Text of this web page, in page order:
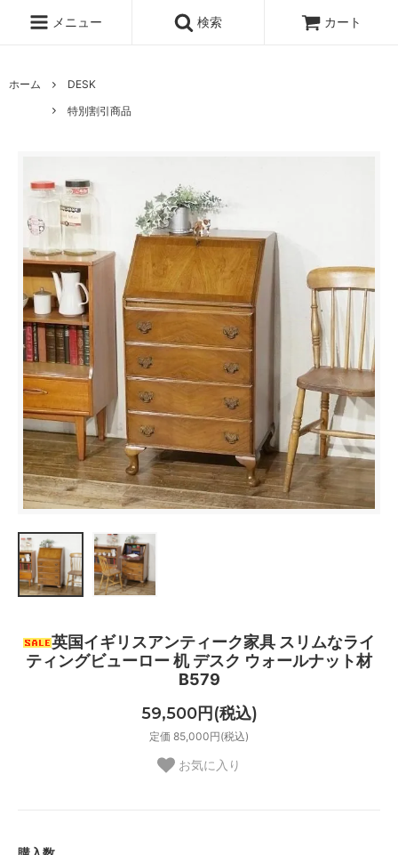
メニュー 検索 カート
ホーム
DESK
特別割引商品
英国イギリスアンティーク家具 スリムなライ
ティングビューロー 机 デスク ウォールナット材
B579
59,500円(税込)
定価 85,000円(税込)
お気に入り